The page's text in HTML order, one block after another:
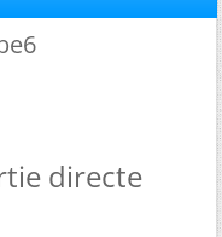
directe